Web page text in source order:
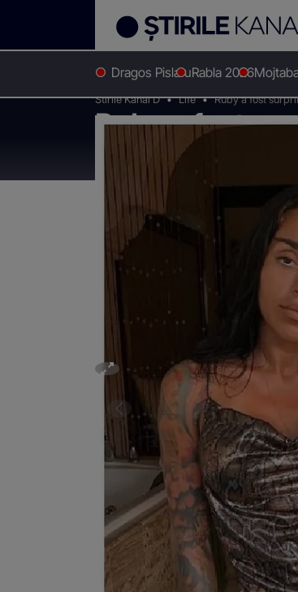
Dragos PislaruRabla 2026
Stirile Kanal D Life Ruby a fost
Ruby a fost
asta nu sunt